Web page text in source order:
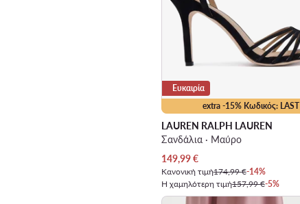
extra -15% Κωδικός: LAST
Ευκαιρία
LAUREN RALPH LAUREN
Σανδάλια · Μαύρο
Τρέχουσα τιμή
149,99€
Κανονική τιμή174,99 €-14%
Η χαμηλότερη τιμή157,99 €-5%